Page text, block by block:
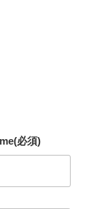
(必須)